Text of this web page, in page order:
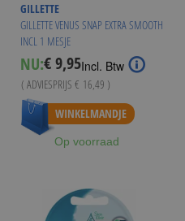
GILLETTE
GILLETTE VENUS SNAP EXTRA SMOOTH
INCL 1 MESJE
NU:Special
Price
€ 9,95Incl. Btw
( ADVIESPRIJS € 16,49 )
WINKELMANDJE
Op voorraad